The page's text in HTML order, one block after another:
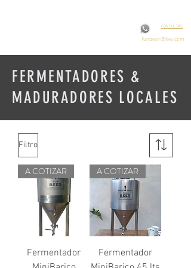
CONSULTAS
funbeer@live.com
FERMENTADORES &
MADURADORES LOCALES
Filtro
A COTIZAR
Fermentador
A COTIZAR
Fermentador